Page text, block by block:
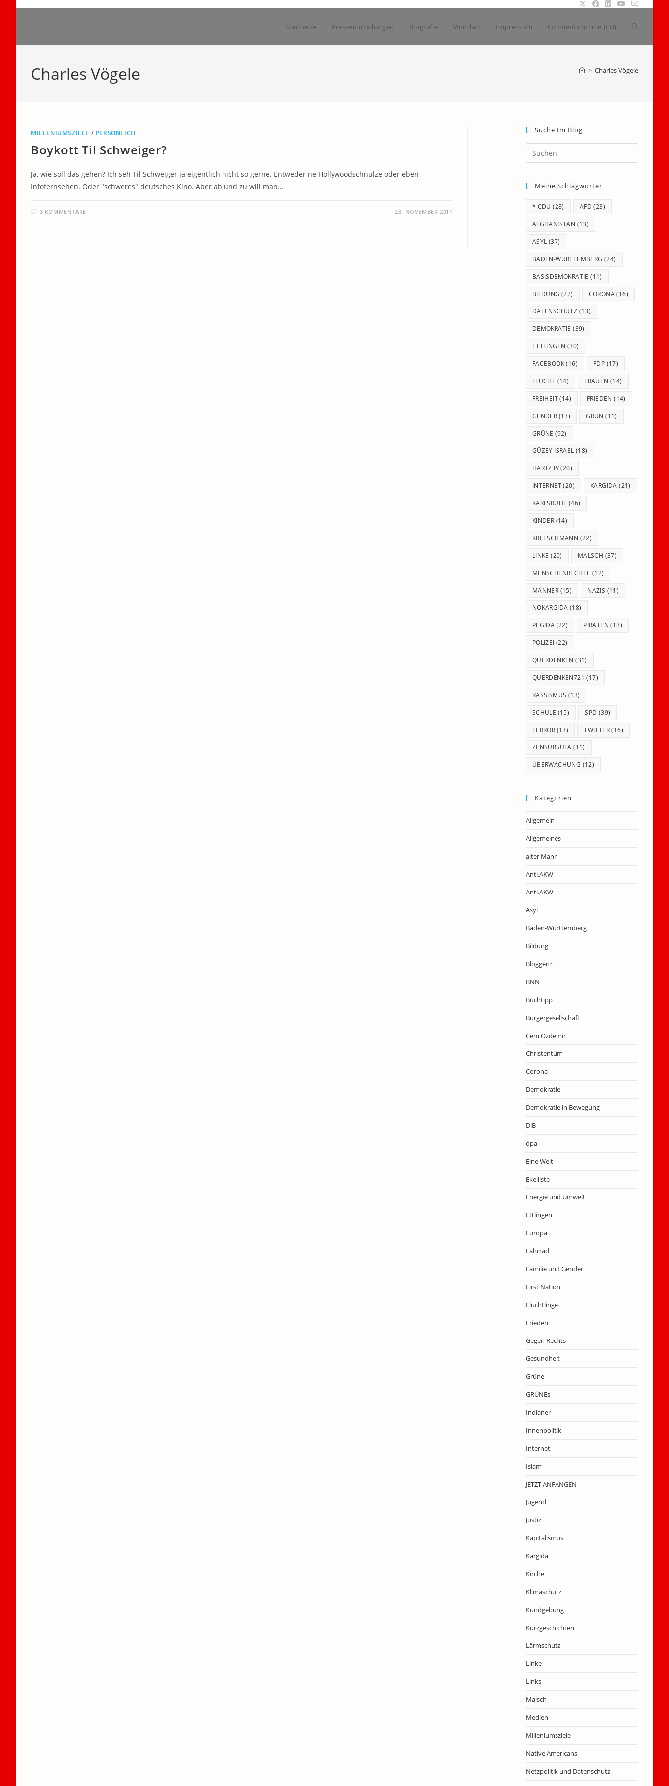
Startseite Pressemitteilungen Biografie Mundart Impressum Cookie-Richtlinie (EU) Website-
Charles Vögele > Charles Vögele
MILLENIUMSZIELE / PERSÖNLICH
Boykott Til Schweiger?
Ja, wie soll das gehen? Ich seh Til Schweiger ja eigentlich nicht so gerne. Entweder ne Hollywoodschnulze oder eben
Infofernsehen. Oder "schweres" deutsches Kino. Aber ab und zu will man…
3 KOMMENTARE 23. NOVEMBER 2011
Suche Im Blog
Escape
Meine Schlagwörter
* CDU (28) AFD (23)
AFGHANISTAN (13)
ASYL (37)
BADEN-WÜRTTEMBERG (24)
BASISDEMOKRATIE (11)
BILDUNG (22) CORONA(16)
DATENSCHUTZ (13)
DEMOKRATIE (39)
ETTLINGEN (30)
FACEBOOK(16) FDP (17)
FLUCHT (14) FRAUEN (14)
FREIHEIT(14) FRIEDEN (14)
GENDER (13) GRÜN (11)
GRÜNE (92)
GÜZEY ISRAEL (18)
HARTZ IV(20)
INTERNET(20) KARGIDA (21)
KARLSRUHE (46)
KINDER (14)
KRETSCHMANN (22)
LINKE (20) MALSCH (37)
MENSCHENRECHTE (12)
MÄNNER (15) NAZIS (11)
NOKARGIDA (18)
PEGIDA (22) PIRATEN (13)
POLIZEI (22)
QUERDENKEN (31)
QUERDENKEN721 (17)
RASSISMUS (13)
SCHULE (15) SPD (39)
TERROR (13) TWITTER(16)
ZENSURSULA (11)
ÜBERWACHUNG (12)
Kategorien
Allgemein
Allgemeines
alter Mann
Anti.AKW
Anti.AKW
Asyl
Baden-Württemberg
Bildung
Bloggen?
BNN
Buchtipp
Bürgergesellschaft
Cem Özdemir
Christentum
Corona
Demokratie
Demokratie in Bewegung
DiB
dpa
Eine Welt
Ekelliste
Energie und Umwelt
Ettlingen
Europa
Fahrrad
Familie und Gender
First Nation
Flüchtlinge
Frieden
Gegen Rechts
Gesundheit
Grüne
GRÜNEs
Indianer
Innenpolitik
Internet
Islam
JETZT ANFANGEN
Jugend
Justiz
Kapitalismus
Kargida
Kirche
Klimaschutz
Kundgebung
Kurzgeschichten
Lärmschutz
Linke
Links
Malsch
Medien
Milleniumsziele
Native Americans
Netzpolitik und Datenschutz